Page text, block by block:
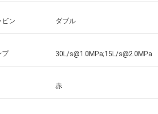
ビン ダブル
プ 30L/s@1.0MPa;15L/s@2.0MPa
赤